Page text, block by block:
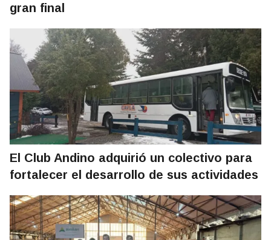
gran final
El Club Andino adquirió un colectivo para
fortalecer el desarrollo de sus actividades